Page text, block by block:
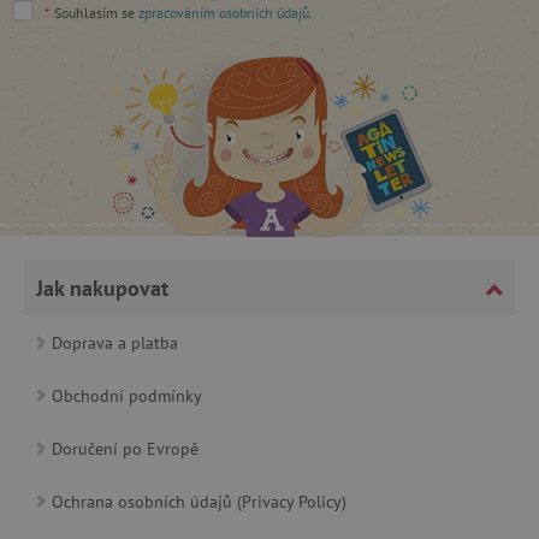
* Souhlasím se zpracováním osobních údajů
Jak nakupovat
Doprava a platba
Obchodní podmínky
Doručení po Evropě
Ochrana osobních údajů (Privacy Policy)
cjConsent .agatinsvet.cz